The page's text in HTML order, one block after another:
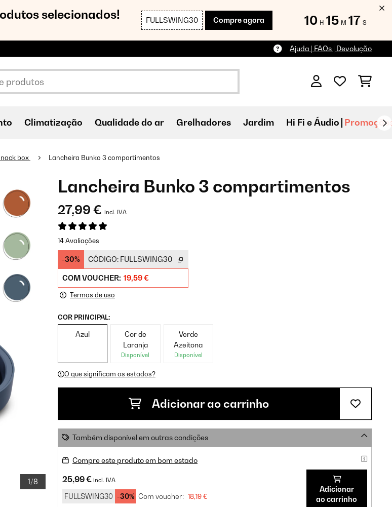
selecionados! FULLSWING30 Compre agora 10 H 15 M 15 S
Ajuda | FAQs | Devolução
Climatização Qualidade do ar Grelhadores Jardim Hi Fi e Áudio
box Lancheira Bunko 3 compartimentos
1/8
Lancheira Bunko 3 compartimentos
27,99 € incl. IVA
14 Avaliações
-30% CÓDIGO: FULLSWING30
COM VOUCHER: 19,59 €
Termos de uso
COR PRINCIPAL:
Azul
Cor de
Laranja
Disponível
Verde
Azeitona
Disponível
O que significam os estados?
Adicionar ao carrinho
Também disponível em outras condições
Compre este produto em bom estado
25,99 € incl. IVA
FULLSWING30 -30% Com voucher: 18,19 €
Adicionar
ao carrinho